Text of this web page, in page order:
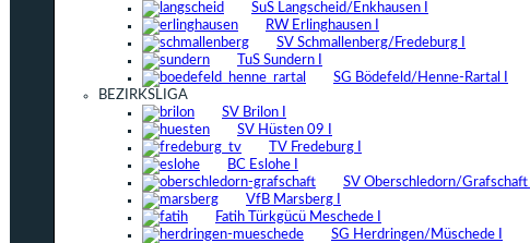
SuS Langscheid/Enkhausen I
RW Erlinghausen I
SV Schmallenberg/Fredeburg I
TuS Sundern I
SG Bödefeld/Henne-Rartal I
BEZIRKSLIGA
SV Brilon I
SV Hüsten 09 I
TV Fredeburg I
BC Eslohe I
SV Oberschledorn/Grafschaft I
VfB Marsberg I
Fatih Türkgücü Meschede I
SG Herdringen/Müschede I